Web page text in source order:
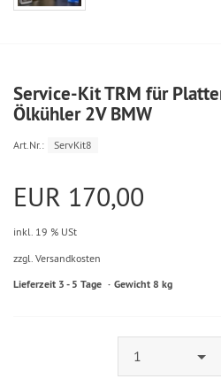
Service-Kit TRM für
Ölkühler 2V BMW
Art.Nr.: ServKit8
EUR 170,00
inkl. 19 % USt
zzgl. Versandkosten
Lieferzeit 3 - 5 Tage Gewicht 8 kg
1